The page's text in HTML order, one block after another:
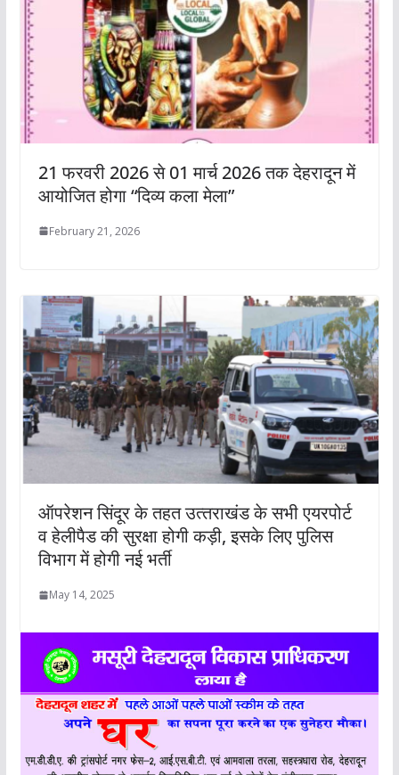
21 फरवरी 2026 से 01 मार्च 2026 तक देहरादून में
आयोजित होगा “दिव्य कला मेला”
February 21, 2026
ऑपरेशन सिंदूर के तहत उत्‍तराखंड के सभी एयरपोर्ट
व हेलीपैड की सुरक्षा होगी कड़ी, इसके लिए पुलिस
विभाग में होगी नई भर्ती
May 14, 2025